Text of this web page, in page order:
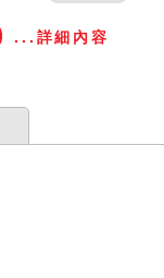
...詳細內容